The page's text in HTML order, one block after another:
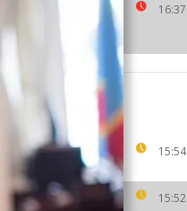
16:37
15:54
15:52